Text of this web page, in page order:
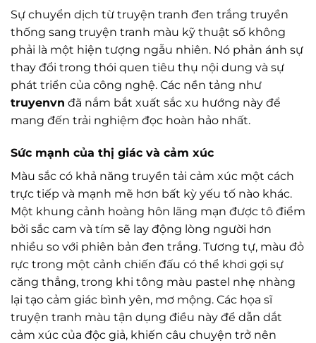
Sự chuyển dịch từ truyện tranh đen trắng truyền
thống sang truyện tranh màu kỹ thuật số không
phải là một hiện tượng ngẫu nhiên. Nó phản ánh sự
thay đổi trong thói quen tiêu thụ nội dung và sự
phát triển của công nghệ. Các nền tảng như
truyenvn đã nắm bắt xuất sắc xu hướng này để
mang đến trải nghiệm đọc hoàn hảo nhất.
Sức mạnh của thị giác và cảm xúc
Màu sắc có khả năng truyền tải cảm xúc một cách
trực tiếp và mạnh mẽ hơn bất kỳ yếu tố nào khác.
Một khung cảnh hoàng hôn lãng mạn được tô điểm
bởi sắc cam và tím sẽ lay động lòng người hơn
nhiều so với phiên bản đen trắng. Tương tự, màu đỏ
rực trong một cảnh chiến đấu có thể khơi gợi sự
căng thẳng, trong khi tông màu pastel nhẹ nhàng
lại tạo cảm giác bình yên, mơ mộng. Các họa sĩ
truyện tranh màu tận dụng điều này để dẫn dắt
cảm xúc của độc giả, khiến câu chuyện trở nên